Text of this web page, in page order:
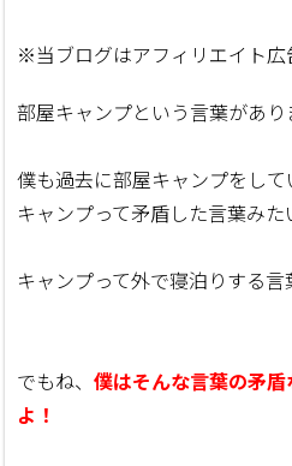
※当ブログはアフィリエイト広
部屋キャンプという言葉があり
僕も過去に部屋キャンプをし
キャンプって矛盾した言葉みた
キャンプって外で寝泊りする
でもね、僕はそんな言葉の矛
よ！